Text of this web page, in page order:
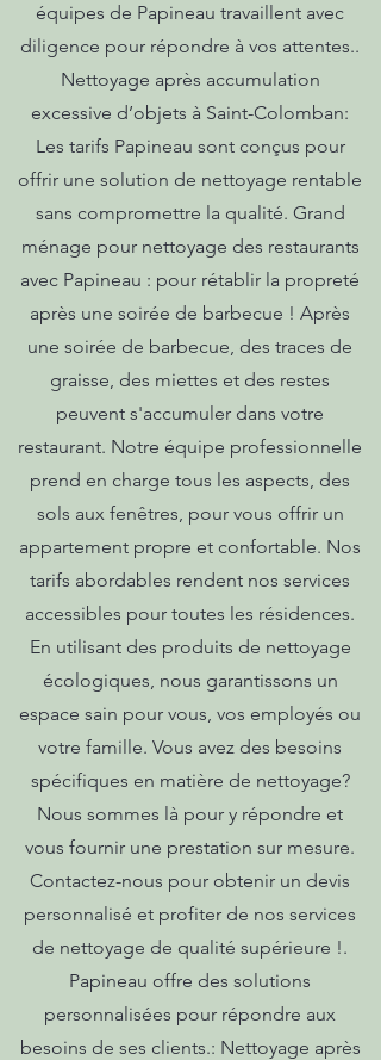
équipes de Papineau travaillent avec
diligence pour répondre à vos attentes..
Nettoyage après accumulation
excessive d’objets à Saint-Colomban:
Les tarifs Papineau sont conçus pour
offrir une solution de nettoyage rentable
sans compromettre la qualité. Grand
ménage pour nettoyage des restaurants
avec Papineau : pour rétablir la propreté
après une soirée de barbecue ! Après
une soirée de barbecue, des traces de
graisse, des miettes et des restes
peuvent s'accumuler dans votre
restaurant. Notre équipe professionnelle
prend en charge tous les aspects, des
sols aux fenêtres, pour vous offrir un
appartement propre et confortable. Nos
tarifs abordables rendent nos services
accessibles pour toutes les résidences.
En utilisant des produits de nettoyage
écologiques, nous garantissons un
espace sain pour vous, vos employés ou
votre famille. Vous avez des besoins
spécifiques en matière de nettoyage?
Nous sommes là pour y répondre et
vous fournir une prestation sur mesure.
Contactez-nous pour obtenir un devis
personnalisé et profiter de nos services
de nettoyage de qualité supérieure !.
Papineau offre des solutions
personnalisées pour répondre aux
besoins de ses clients.: Nettoyage après